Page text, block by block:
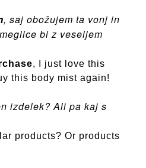
, saj obožujem ta vonj in
bi z veseljem
, I just love this
this body mist again!
izdelek? Ali pa kaj s
products? Or products